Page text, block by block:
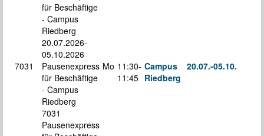
für Beschäftige
- Campus
Riedberg
20.07.2026-
05.10.2026
7031
Pausenexpress
für Beschäftige
- Campus
Riedberg
7031
Pausenexpress
Mo 11:30-
11:45
Campus
Riedberg
20.07.-05.10.